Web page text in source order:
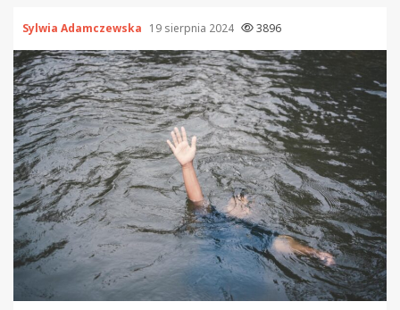
Sylwia Adamczewska 19 sierpnia 2024 3896